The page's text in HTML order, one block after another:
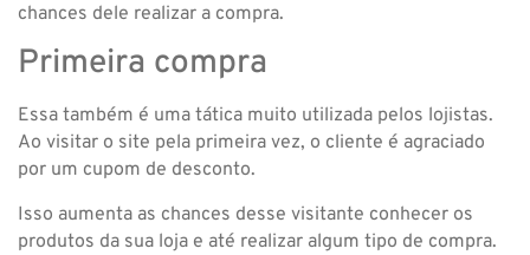
chances dele realizar a compra.
Primeira compra
Essa também é uma tática muito utilizada pelos lojistas.
Ao visitar o site pela primeira vez, o cliente é agraciado
por um cupom de desconto.
Isso aumenta as chances desse visitante conhecer os
produtos da sua loja e até realizar algum tipo de compra.